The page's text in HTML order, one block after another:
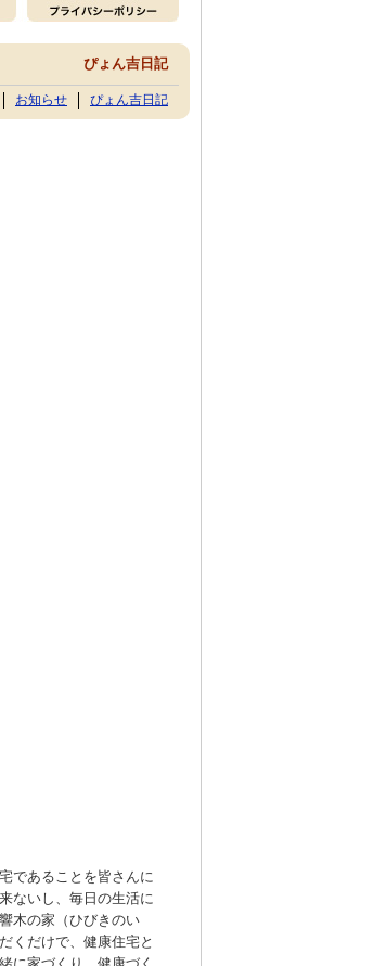
ぴょん吉日記
お知らせ ぴょん吉日記
であることを皆さんに
ないし、毎日の生活に
木の家（ひびきのい
くだけで、健康住宅と